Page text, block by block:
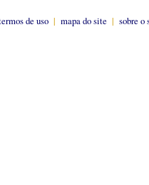
de uso | mapa do site | sobre o